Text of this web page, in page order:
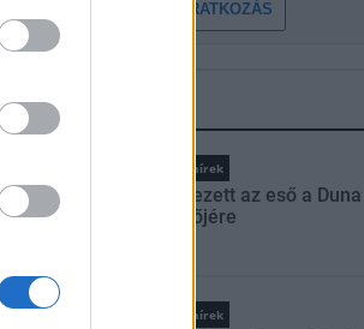
FELIRATKOZÁS
Országos hírek
Megérkezett az eső a Duna
vízgyűjtőjére
Országos hírek